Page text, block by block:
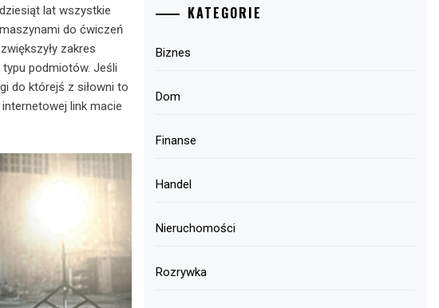
lat wszystkie
do ćwiczeń
zakres
podmiotów. Jeśli
do którejś z siłowni to
link macie
KATEGORIE
Biznes
Dom
Finanse
Handel
Nieruchomości
Rozrywka